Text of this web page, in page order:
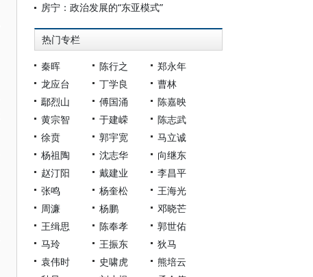
房宁：政治发展的“东亚模式”
热门专栏
秦晖 陈行之
郑永年
龙应台
丁学良
曹林
鄢烈山
傅国涌
陈嘉映
黄宗智
于建嵘
陈志武
徐贲
郭宇宽
马立诚
杨祖陶
沈志华
向继东
赵汀阳
戴建业
李昌平
张鸣
杨奎松
王海光
周濂
杨鹏
邓晓芒
王缉思
陈奉孝
郭世佑
马玲
王振东
狄马
袁伟时
史啸虎
熊培云